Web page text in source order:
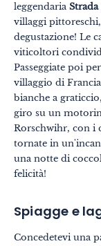
leggendaria
villaggi
degustazione! Le
viticoltori
Passeggiate poi
villaggio di
bianche a
giro su un
Rorschwihr, con i
tornate in
una notte di
felicità!
Spiagge e
Concedetevi una